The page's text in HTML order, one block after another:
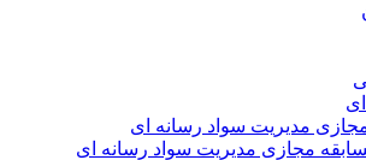
مدیریت سواد رسانه ای
مجازی مدیریت سواد رسانه ای